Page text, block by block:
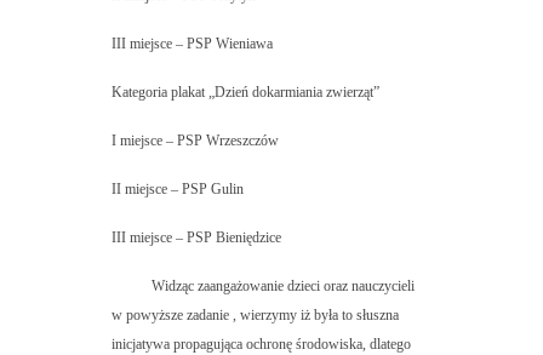
III miejsce – PSP Wieniawa
Kategoria plakat „Dzień dokarmiania zwierząt”
I miejsce – PSP Wrzeszczów
II miejsce – PSP Gulin
III miejsce – PSP Bieniędzice
Widząc zaangażowanie dzieci oraz nauczycieli
w powyższe zadanie , wierzymy iż była to słuszna
inicjatywa propagująca ochronę środowiska, dlatego